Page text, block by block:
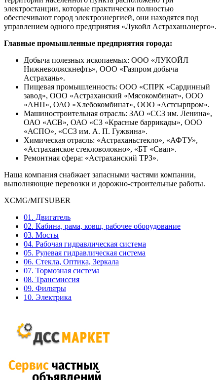
электростанции, которые практически полностью
обеспечивают город электроэнергией, они находятся под
управлением одного предприятия «Лукойл Астраханьэнерго».
Главные промышленные предприятия города:
Добыча полезных ископаемых: ООО «ЛУКОЙЛ
Нижневолжскнефть», ООО «Газпром добыча
Астрахань».
Пищевая промышленность: ООО «СПРК «Сардинный
завод», ООО «Астраханский «Мясокомбинат», ООО
«АНП», ОАО «Хлебокомбинат», ООО «Астсырпром».
Машиностроительная отрасль: ЗАО «ССЗ им. Ленина»,
ОАО «АСВ», ОАО «СЗ «Красные баррикады», ООО
«АСПО», «ССЗ им. А. П. Гужвина».
Химическая отрасль: «Астраханьстекло», «АФТУ»,
«Астраханское стекловолокно», «БТ «Свап».
Ремонтная сфера: «Астраханский ТРЗ».
Наша компания снабжает запасными частями компании,
выполняющие перевозки и дорожно-строительные работы.
XCMG/MITSUBER
01. Двигатель
02. Кабина, рама, ковш, рабочее оборудование
03. Мосты
04. Рабочая гидравлическая система
05. Рулевая гидравлическая система
06. Стекла, Оптика, Зеркала
07. Тормозная система
08. Трансмиссия
09. Фильтры
10. Электрика